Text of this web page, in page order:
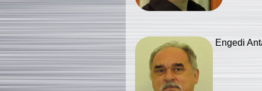
Engedi